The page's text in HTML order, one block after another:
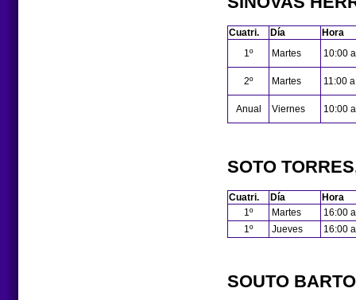
Cuatri. Día
Hora
1º
Martes 10:00
2º Martes 11:00
Anual Viernes 10:00
SOTO
Cuatri. Día
Hora
1º
Martes
16:00
1º
Jueves 16:00
SOUTO